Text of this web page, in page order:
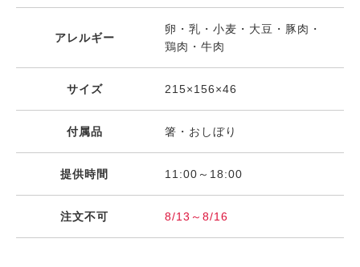
アレルギー
卵・乳・小麦・大豆・豚肉・
鶏肉・牛肉
サイズ 215×156×46
付属品 箸・おしぼり
提供時間 11:00～18:00
注文不可 8/13～8/16